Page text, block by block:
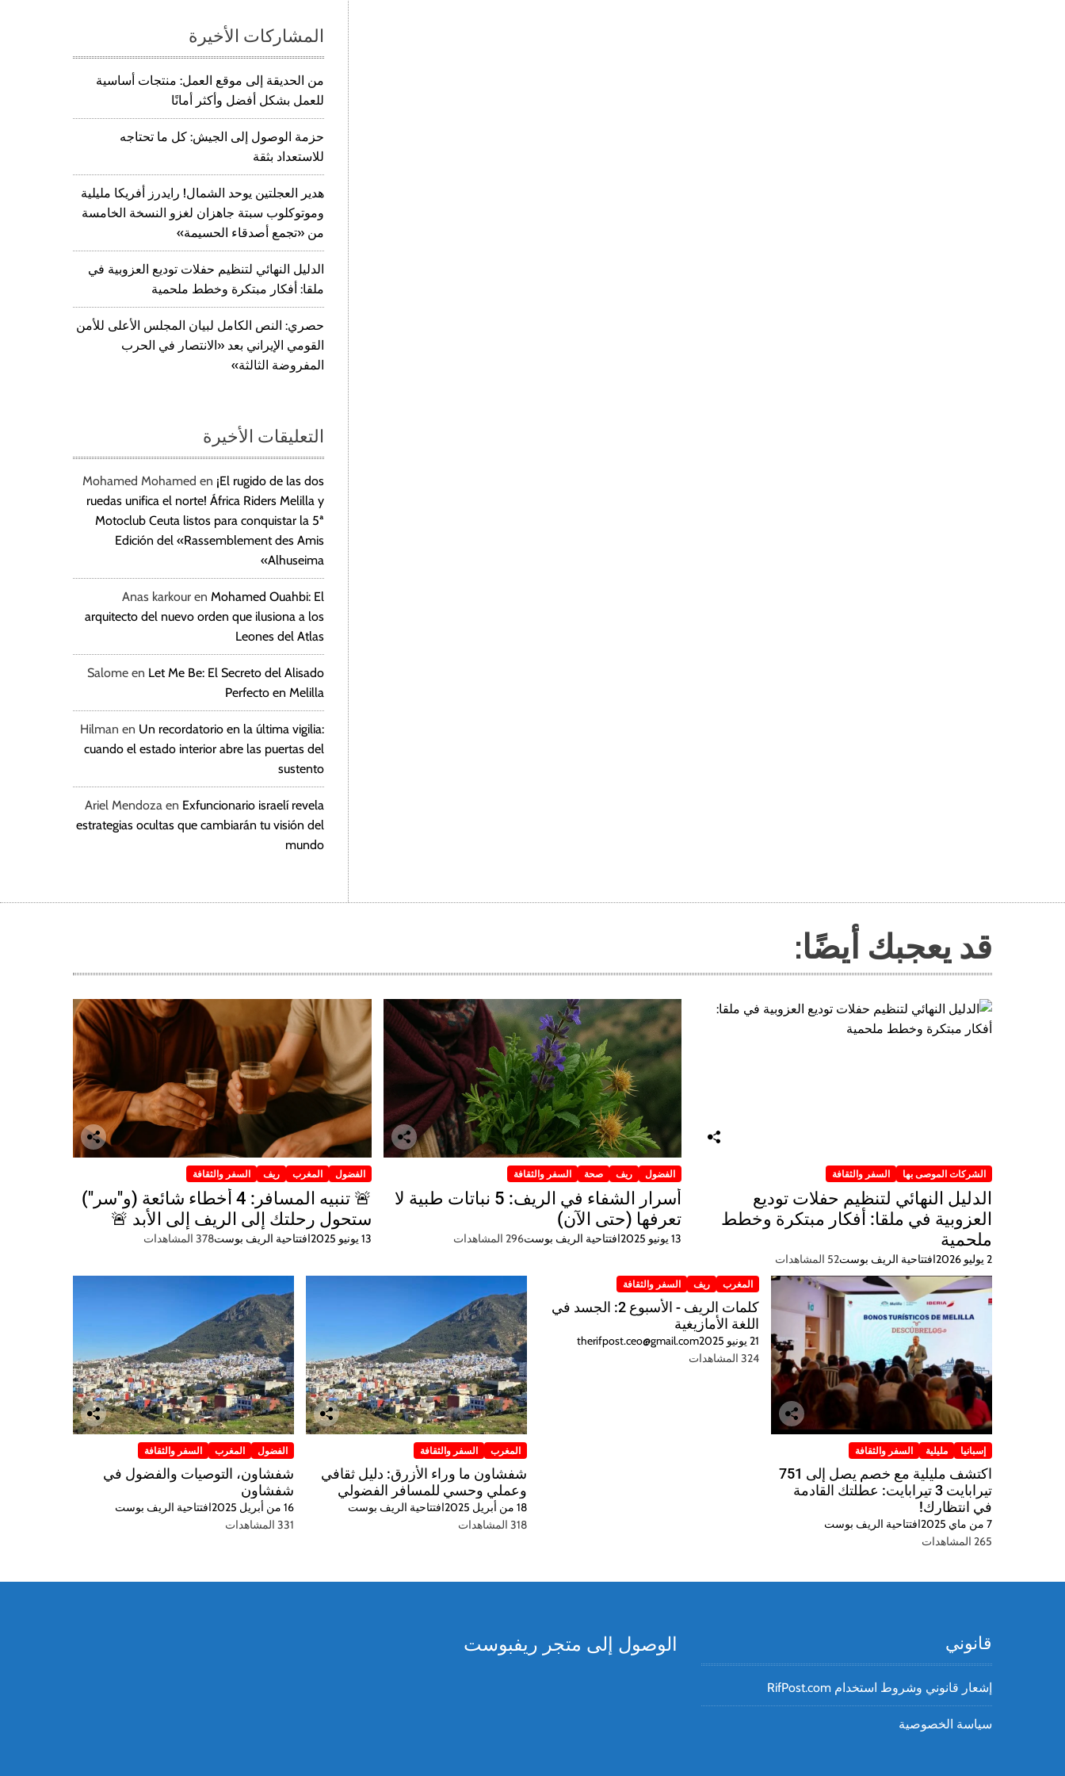
المشاركات الأخيرة
من الحديقة إلى موقع العمل: منتجات أساسية
للعمل بشكل أفضل وأكثر أمانًا
حزمة الوصول إلى الجيش: كل ما تحتاجه
للاستعداد بثقة
هدير العجلتين يوحد الشمال! رايدرز أفريكا مليلية
وموتوكلوب سبتة جاهزان لغزو النسخة الخامسة
من «تجمع أصدقاء الحسيمة»
الدليل النهائي لتنظيم حفلات توديع العزوبية في
ملقا: أفكار مبتكرة وخطط ملحمية
حصري: النص الكامل لبيان المجلس الأعلى للأمن
القومي الإيراني بعد «الانتصار في الحرب
المفروضة الثالثة»
التعليقات الأخيرة
Mohamed Mohamed en ¡El rugido de las dos
ruedas unifica el norte! África Riders Melilla y
Motoclub Ceuta listos para conquistar la 5ª
Edición del «Rassemblement des Amis
Alhuseima»
Anas karkour en Mohamed Ouahbi: El
arquitecto del nuevo orden que ilusiona a los
Leones del Atlas
Salome en Let Me Be: El Secreto del Alisado
Perfecto en Melilla
Hilman en Un recordatorio en la última vigilia:
cuando el estado interior abre las puertas del
sustento
Ariel Mendoza en Exfuncionario israelí revela
estrategias ocultas que cambiarán tu visión del
mundo
قد يعجبك أيضًا:
الشركات الموصى بها السفر والثقافة
الدليل النهائي لتنظيم حفلات توديع
العزوبية في ملقا: أفكار مبتكرة وخطط
ملحمية
2 يوليو 2026 افتتاحية الريف بوست52 المشاهدات
الفضول ريف صحة السفر والثقافة
أسرار الشفاء في الريف: 5 نباتات طبية لا
تعرفها (حتى الآن)
13 يونيو 2025 افتتاحية الريف بوست296 المشاهدات
الفضول المغرب ريف السفر والثقافة
🚨 تنبيه المسافر: 4 أخطاء شائعة (و"سر")
ستحول رحلتك إلى الريف إلى الأبد 🚨
13 يونيو 2025 افتتاحية الريف بوست378 المشاهدات
إسبانيا مليلية السفر والثقافة
اكتشف مليلية مع خصم يصل إلى 751
تيرابايت 3 تيرابايت: عطلتك القادمة
في انتظارك!
7 من ماي 2025
افتتاحية الريف بوست
265 المشاهدات
المغرب ريف السفر والثقافة
كلمات الريف - الأسبوع 2: الجسد في
اللغة الأمازيغية
21 يونيو 2025
therifpost.ceo@gmail.com
324 المشاهدات
المغرب السفر والثقافة
شفشاون ما وراء الأزرق: دليل ثقافي
وعملي وحسي للمسافر الفضولي
18 من أبريل 2025
افتتاحية الريف بوست
318 المشاهدات
الفضول المغرب السفر والثقافة
شفشاون، التوصيات والفضول في
شفشاون
16 من أبريل 2025
افتتاحية الريف بوست
331 المشاهدات
قانوني
إشعار قانوني وشروط استخدام RifPost.com
سياسة الخصوصية
الوصول إلى متجر ريفبوست